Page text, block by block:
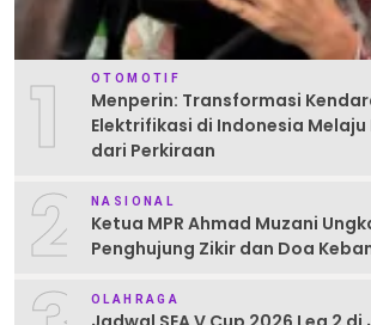
1 OTOMOTIF
Menperin: Transformasi
Elektrifikasi di Indonesia Melaju
dari Perkiraan
2 NASIONAL
Ketua MPR Ahmad Muzani
Penghujung Zikir dan Doa
OLAHRAGA